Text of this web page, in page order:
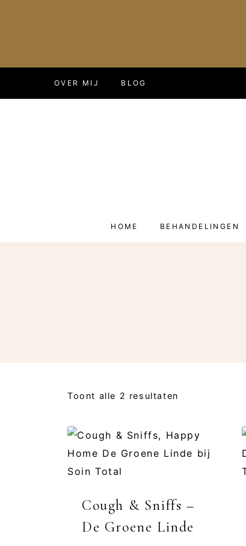
OVER MIJ BLOG
HOME BEHANDELINGEN
Toont alle 2 resultaten
Cough & Sniffs –
De Groene Linde